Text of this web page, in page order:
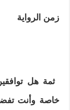
زمن الرواية
‮‬ثمة هل
خاصة‮ ‬وأنت